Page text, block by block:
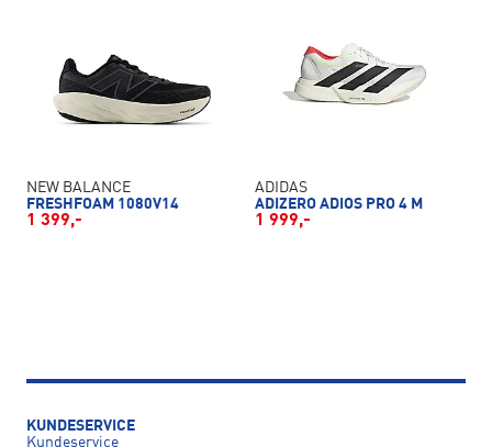
NEW BALANCE
FRESHFOAM 1080V14
1 399,-
ADIDAS
ADIZERO ADIOS PRO 4 M
1 999,-
KUNDESERVICE
Kundeservice